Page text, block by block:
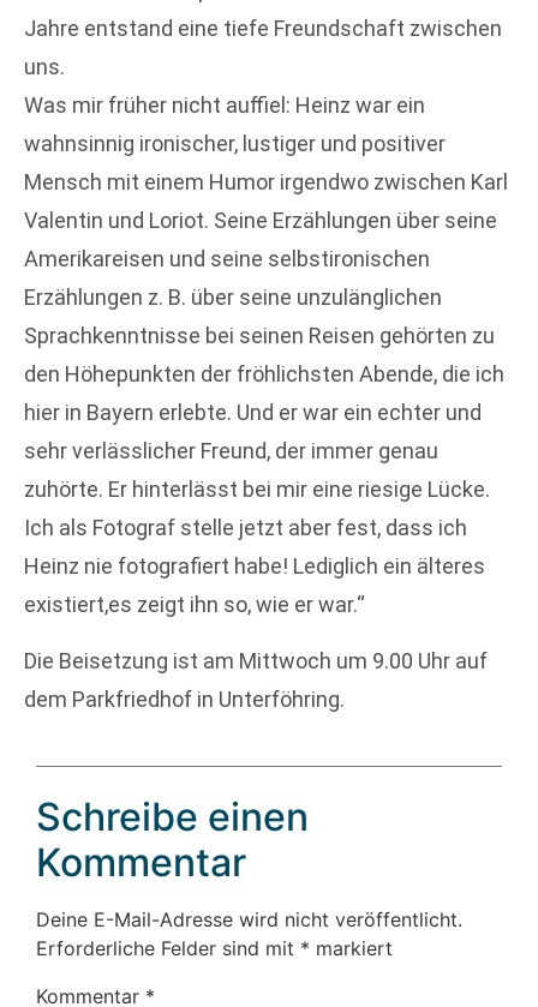
Jahre entstand eine tiefe Freundschaft zwischen
uns.
Was mir früher nicht auffiel: Heinz war ein
wahnsinnig ironischer, lustiger und positiver
Mensch mit einem Humor irgendwo zwischen Karl
Valentin und Loriot. Seine Erzählungen über seine
Amerikareisen und seine selbstironischen
Erzählungen z. B. über seine unzulänglichen
Sprachkenntnisse bei seinen Reisen gehörten zu
den Höhepunkten der fröhlichsten Abende, die ich
hier in Bayern erlebte. Und er war ein echter und
sehr verlässlicher Freund, der immer genau
zuhörte. Er hinterlässt bei mir eine riesige Lücke.
Ich als Fotograf stelle jetzt aber fest, dass ich
Heinz nie fotografiert habe! Lediglich ein älteres
existiert,es zeigt ihn so, wie er war.“
Die Beisetzung ist am Mittwoch um 9.00 Uhr auf
dem Parkfriedhof in Unterföhring.
Schreibe einen
Kommentar
Deine E-Mail-Adresse wird nicht veröffentlicht.
Erforderliche Felder sind mit * markiert
Kommentar *